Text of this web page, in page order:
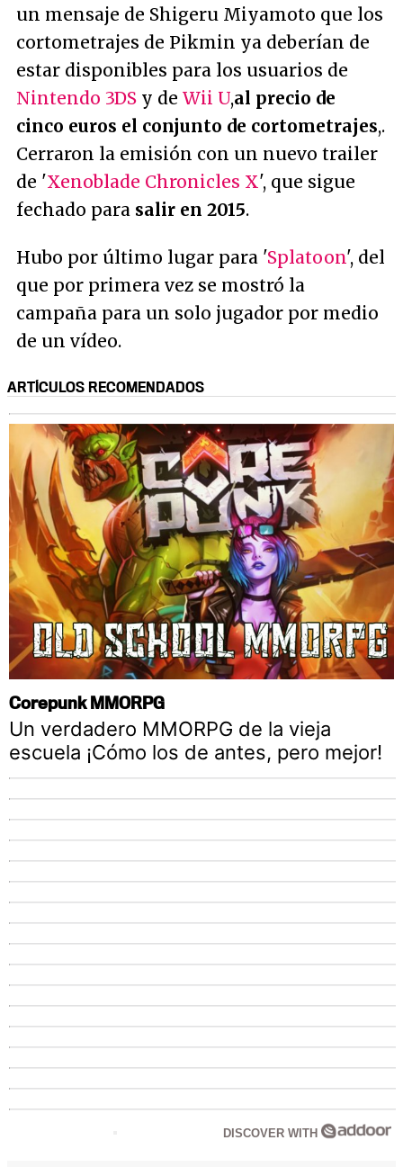
un mensaje de Shigeru Miyamoto que los
cortometrajes de Pikmin ya deberían de
estar disponibles para los usuarios de
Nintendo 3DS y de Wii U,al precio de
cinco euros el conjunto de cortometrajes,.
Cerraron la emisión con un nuevo trailer
de 'Xenoblade Chronicles X', que sigue
fechado para salir en 2015.
Hubo por último lugar para 'Splatoon', del
que por primera vez se mostró la
campaña para un solo jugador por medio
de un vídeo.
ARTÍCULOS RECOMENDADOS
Corepunk MMORPG
Un verdadero MMORPG de la vieja
escuela ¡Cómo los de antes, pero mejor!
DISCOVER WITH